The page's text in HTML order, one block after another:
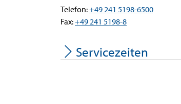
Telefon:+49 241 5198-6500
Fax:+49 241 5198-8
Servicezeiten